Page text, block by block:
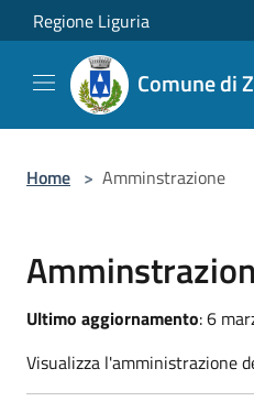
Salta al contenuto principale
Regione Liguria
Comune di
Home > Amminstrazione
Ultimo aggiornamento: 6
Visualizza l'amministrazione